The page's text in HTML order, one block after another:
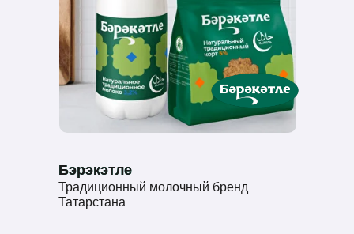
Бэрэкэтле
Традиционный молочный бренд
Татарстана
Бэрэкэтле